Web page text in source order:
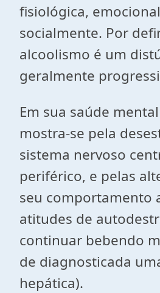
fisiológica,
socialmente. Por
alcoolismo é um
geralmente
Em sua saúde
mostra-se pela
sistema nervoso
periférico, e pelas
seu comportamento
atitudes de
continuar bebendo
de diagnosticada
hepática).